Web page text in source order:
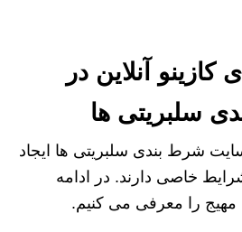
کازینو آنلاین در
سلبریتی ها
شرط بندی سلبریتی ها ایجاد
خاصی دارند. در ادامه
مهیج را معرفی می کنیم.